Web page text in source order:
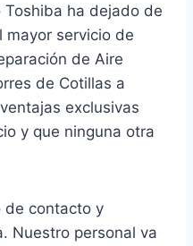
ha dejado de
mayor servicio de
de Aire
de Cotillas a
exclusivas
y que ninguna otra
de contacto y
Nuestro personal va